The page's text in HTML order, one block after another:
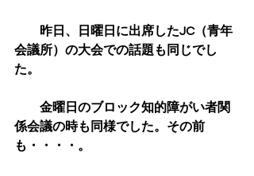
昨日、日曜日に出席したJC（青年
会議所）の大会での話題も同じでし
た。
金曜日のブロック知的障がい者関
係会議の時も同様でした。その前
も・・・・。